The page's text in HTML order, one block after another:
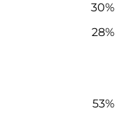
30%
28%
53%